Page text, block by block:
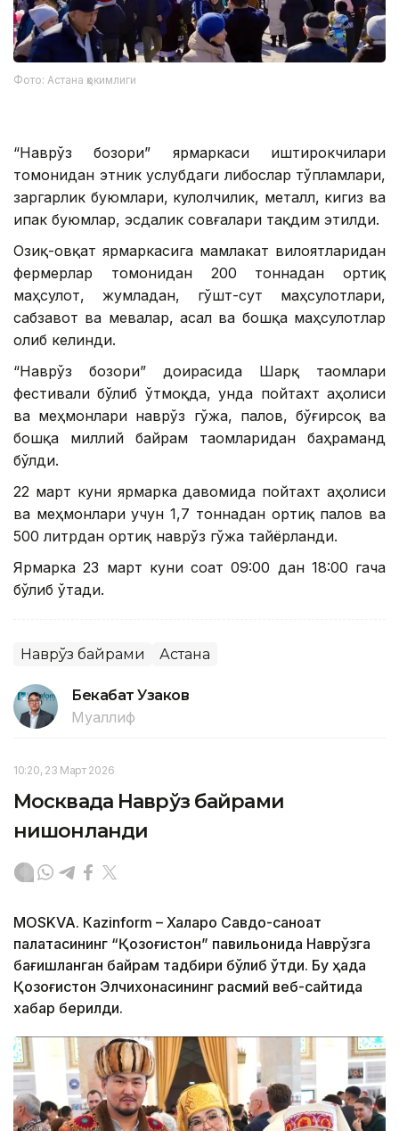
Фото: Астана ҳокимлиги
“Наврўз бозори” ярмаркаси иштирокчилари
томонидан этник услубдаги либослар тўпламлари,
заргарлик буюмлари, кулолчилик, металл, кигиз ва
ипак буюмлар, эсдалик совғалари тақдим этилди.
Озиқ-овқат ярмаркасига мамлакат вилоятларидан
фермерлар томонидан 200 тоннадан ортиқ
маҳсулот, жумладан, гўшт-сут маҳсулотлари,
сабзавот ва мевалар, асал ва бошқа маҳсулотлар
олиб келинди.
“Наврўз бозори” доирасида Шарқ таомлари
фестивали бўлиб ўтмоқда, унда пойтахт аҳолиси
ва меҳмонлари наврўз гўжа, палов, бўғирсоқ ва
бошқа миллий байрам таомларидан баҳраманд
бўлди.
22 март куни ярмарка давомида пойтахт аҳолиси
ва меҳмонлари учун 1,7 тоннадан ортиқ палов ва
500 литрдан ортиқ наврўз гўжа тайёрланди.
Ярмарка 23 март куни соат 09:00 дан 18:00 гача
бўлиб ўтади.
Наврўз байрами Астана
Бекабат Узаков
Муаллиф
10:20, 23 Март 2026
Москвада Наврўз байрами
нишонланди
МОSKVA. Кazinform – Халқаро Савдо-саноат
палатасининг “Қозоғистон” павильонида Наврўзга
бағишланган байрам тадбири бўлиб ўтди. Бу ҳақда
Қозоғистон Элчихонасининг расмий веб-сайтида
хабар берилди.